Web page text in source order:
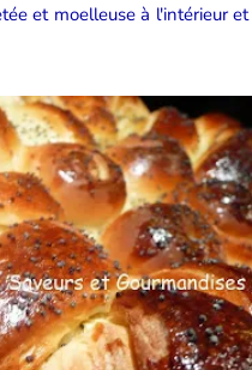
et moelleuse à l'intérieur